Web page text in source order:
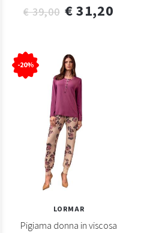
€ 39,00 € 31,20
-20%
LORMAR
Pigiama donna in viscosa